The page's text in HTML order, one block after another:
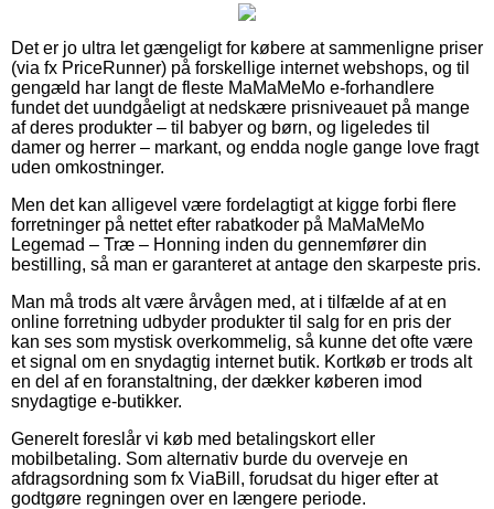
Det er jo ultra let gængeligt for købere at sammenligne priser
(via fx PriceRunner) på forskellige internet webshops, og til
gengæld har langt de fleste MaMaMeMo e-forhandlere
fundet det uundgåeligt at nedskære prisniveauet på mange
af deres produkter – til babyer og børn, og ligeledes til
damer og herrer – markant, og endda nogle gange love fragt
uden omkostninger.
Men det kan alligevel være fordelagtigt at kigge forbi flere
forretninger på nettet efter rabatkoder på MaMaMeMo
Legemad – Træ – Honning inden du gennemfører din
bestilling, så man er garanteret at antage den skarpeste pris.
Man må trods alt være årvågen med, at i tilfælde af at en
online forretning udbyder produkter til salg for en pris der
kan ses som mystisk overkommelig, så kunne det ofte være
et signal om en snydagtig internet butik. Kortkøb er trods alt
en del af en foranstaltning, der dækker køberen imod
snydagtige e-butikker.
Generelt foreslår vi køb med betalingskort eller
mobilbetaling. Som alternativ burde du overveje en
afdragsordning som fx ViaBill, forudsat du higer efter at
godtgøre regningen over en længere periode.